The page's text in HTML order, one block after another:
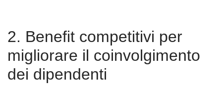
2. Benefit competitivi per
migliorare il coinvolgimento
dei dipendenti